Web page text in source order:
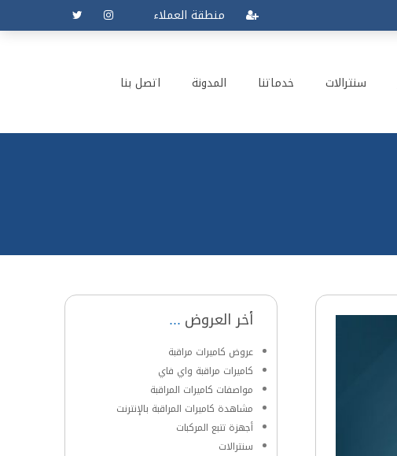
منطقة العملاء
سنترالات خدماتنا المدونة اتصل بنا
أخر العروض
عروض كاميرات مراقبة
كاميرات مراقبة واي فاي
مواصفات كاميرات المراقبة
مشاهدة كاميرات المراقبة بالإنترنت
أجهزة تتبع المركبات
سنترالات